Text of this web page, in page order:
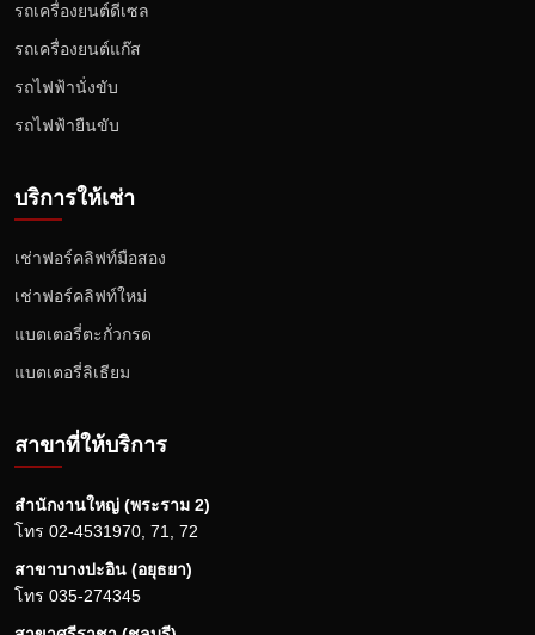
รถเครื่องยนต์ดีเซล
รถเครื่องยนต์แก๊ส
รถไฟฟ้านั่งขับ
รถไฟฟ้ายืนขับ
บริการให้เช่า
เช่าฟอร์คลิฟท์มือสอง
เช่าฟอร์คลิฟท์ใหม่
แบตเตอรี่ตะกั่วกรด
แบตเตอรี่ลิเธียม
สาขาที่ให้บริการ
สำนักงานใหญ่ (พระราม 2)
โทร 02-4531970 71
72
สาขาบางปะอิน (อยุธยา)
โทร 035-274345